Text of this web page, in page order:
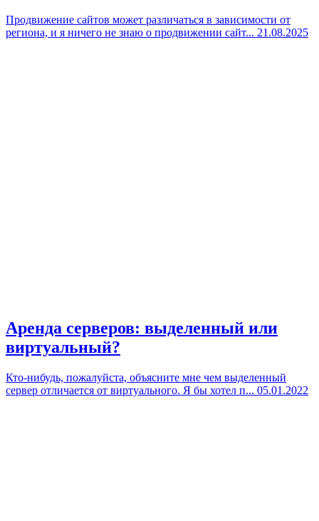
Продвижение сайтов может различаться в зависимости от
региона, и я ничего не знаю о продвижении сайт... 21.08.2025
Аренда серверов: выделенный или
виртуальный?
Кто-нибудь, пожалуйста, объясните мне чем выделенный
сервер отличается от виртуального. Я бы хотел п... 05.01.2022